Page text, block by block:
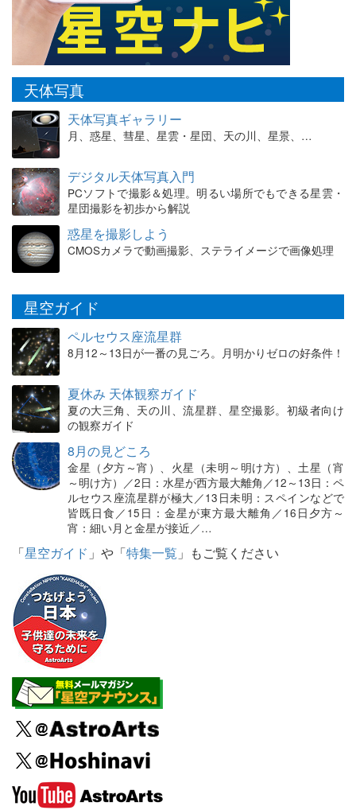
天体写真
天体写真ギャラリー
月、惑星、彗星、星雲・星団、天の川、星景、…
デジタル天体写真入門
PCソフトで撮影＆処理。明るい場所でもできる星雲・
星団撮影を初歩から解説
惑星を撮影しよう
CMOSカメラで動画撮影、ステライメージで画像処理
星空ガイド
ペルセウス座流星群
8月12～13日が一番の見ごろ。月明かりゼロの好条件！
夏休み 天体観察ガイド
夏の大三角、天の川、流星群、星空撮影。初級者向け
の観察ガイド
8月の見どころ
金星（夕方～宵）、火星（未明～明け方）、土星（宵
～明け方）／2日：水星が西方最大離角／12～13日：ペ
ルセウス座流星群が極大／13日未明：スペインなどで
皆既日食／15日：金星が東方最大離角／16日夕方～
宵：細い月と金星が接近／…
「星空ガイド 」や「特集一覧 」もご覧ください